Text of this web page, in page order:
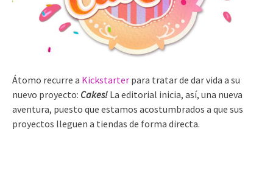
Átomo recurre a Kickstarter para tratar de dar vida a su
nuevo proyecto: Cakes! La editorial inicia, así, una nueva
aventura, puesto que estamos acostumbrados a que sus
proyectos lleguen a tiendas de forma directa.